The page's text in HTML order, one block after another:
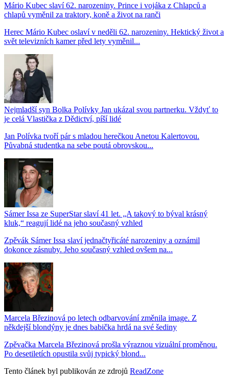
Mário Kubec slaví 62. narozeniny. Prince i vojáka z Chlapců a
chlapů vyměnil za traktory, koně a život na ranči
Herec Mário Kubec oslaví v neděli 62. narozeniny. Hektický život a
svět televizních kamer před lety vyměnil...
Nejmladší syn Bolka Polívky Jan ukázal svou partnerku. Vždyť to
je celá Vlastička z Dědictví, píší lidé
Jan Polívka tvoří pár s mladou herečkou Anetou Kalertovou.
Půvabná studentka na sebe poutá obrovskou...
Sámer Issa ze SuperStar slaví 41 let. „A takový to býval krásný
kluk,“ reagují lidé na jeho současný vzhled
Zpěvák Sámer Issa slaví jednačtyřicáté narozeniny a oznámil
dokonce zásnuby. Jeho současný vzhled ovšem na...
Marcela Březinová po letech odbarvování změnila image. Z
někdejší blondýny je dnes babička hrdá na své šediny
Zpěvačka Marcela Březinová prošla výraznou vizuální proměnou.
Po desetiletích opustila svůj typický blond...
Tento článek byl publikován ze zdrojů ReadZone